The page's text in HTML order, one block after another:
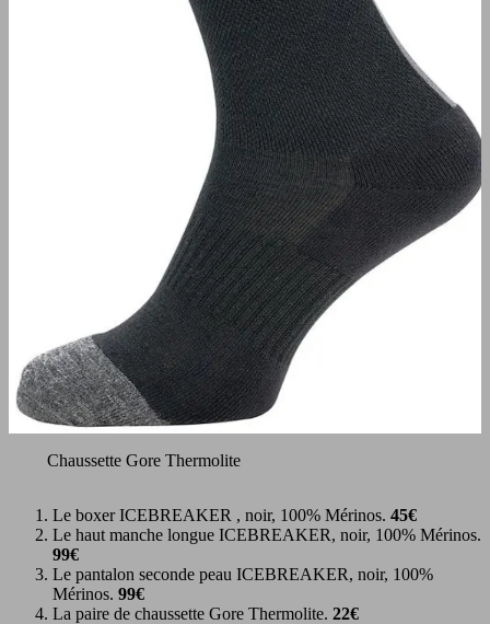
Chaussette Gore Thermolite
Le boxer ICEBREAKER , noir, 100% Mérinos. 45€
Le haut manche longue ICEBREAKER, noir, 100% Mérinos.
99€
Le pantalon seconde peau ICEBREAKER, noir, 100%
Mérinos. 99€
La paire de chaussette Gore Thermolite. 22€